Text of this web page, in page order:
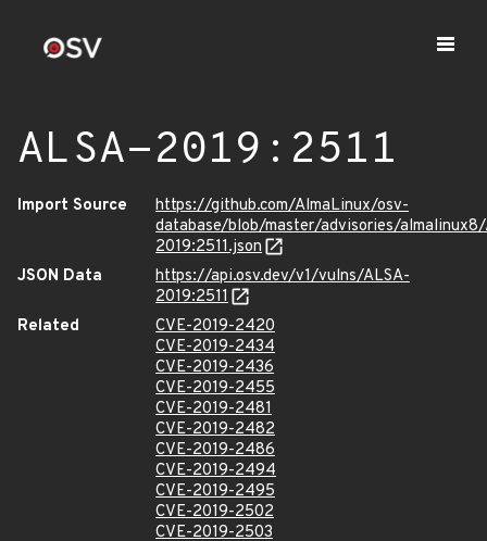
ALSA-2019:2511
Import Source
https://github.com/AlmaLinux/osv-
database/blob/master/advisories/
2019:2511.json
JSON Data
https://api.osv.dev/v1/vulns/ALSA-
2019:2511
Related
CVE-2019-2420
CVE-2019-2434
CVE-2019-2436
CVE-2019-2455
CVE-2019-2481
CVE-2019-2482
CVE-2019-2486
CVE-2019-2494
CVE-2019-2495
CVE-2019-2502
CVE-2019-2503